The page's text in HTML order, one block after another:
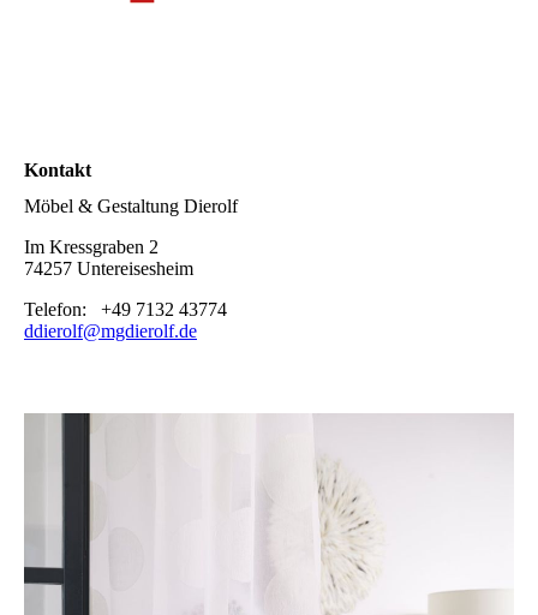
Kontakt
Möbel & Gestaltung Dierolf
Im Kressgraben 2
74257 Untereisesheim
Telefon: +49 7132 43774
ddierolf@mgdierolf.de